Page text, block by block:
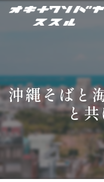
沖縄そばと
と